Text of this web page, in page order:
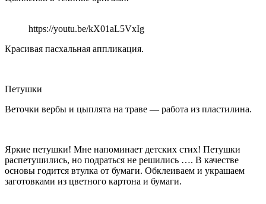
https://youtu.be/kX01aL5VxIg
Красивая пасхальная аппликация.
Петушки
Веточки вербы и цыплята на траве — работа из пластилина.
Яркие петушки! Мне напоминает детских стих! Петушки
распетушились, но подраться не решились …. В качестве
основы годится втулка от бумаги. Обклеиваем и украшаем
заготовками из цветного картона и бумаги.